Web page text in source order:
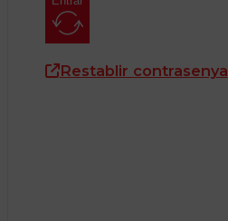
Restablir contrasenya